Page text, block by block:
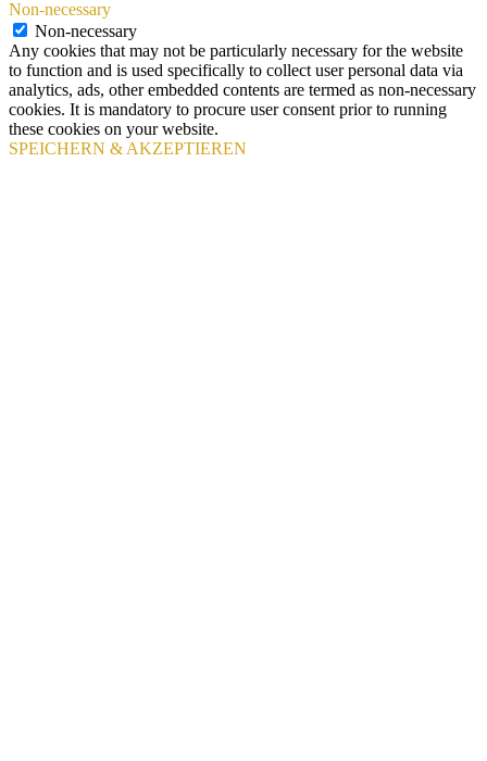
Non-necessary
Non-necessary
Any cookies that may not be particularly necessary for the website
to function and is used specifically to collect user personal data via
analytics, ads, other embedded contents are termed as non-necessary
cookies. It is mandatory to procure user consent prior to running
these cookies on your website.
SPEICHERN & AKZEPTIEREN